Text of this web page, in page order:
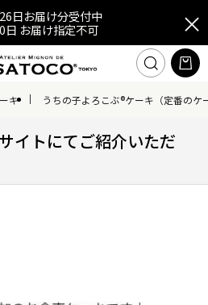
日お届け分受付中
日 お届け指定不可
キ うちの子よろこぶ®ケーキ（定番のケ
イトにてご紹介いただ